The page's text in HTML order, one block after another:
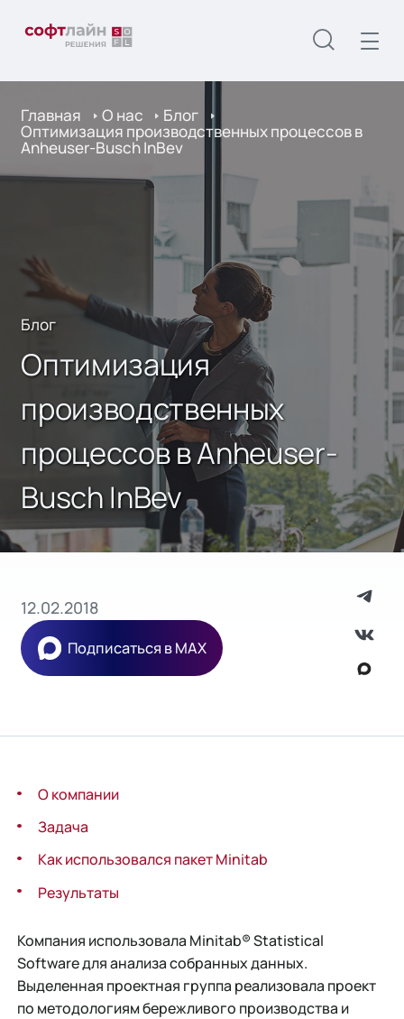
Главная О нас Блог
Оптимизация производственных процессов в
Anheuser-Busch InBev
Блог
Оптимизация
производственных
процессов в Anheuser-
Busch InBev
12.02.2018
Подписаться в MAX
О компании
Задача
Как использовался пакет Minitab
Результаты
Компания использовала Minitab® Statistical
Software для анализа собранных данных.
Выделенная проектная группа реализовала проект
по методологиям бережливого производства и